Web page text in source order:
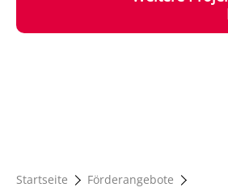
Startseite Förderangebote